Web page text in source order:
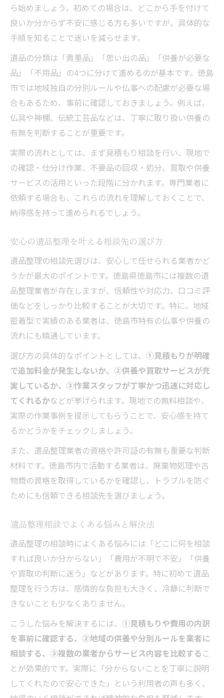
もし遺品整理で迷ったなら必見の対策
遺品整理で迷ったとき相談したいケース事
例
見落としがちな遺品整理の対策とその活用
法
遺品整理の相談が役立つトラブル回避の工
夫
迷いやすい遺品整理の判断ポイントを解説
遺品整理で困ったときに頼る相談サービス
丁寧な遺品整理を実現する準備と手順
遺品整理の準備で大切なポイントを紹介
丁寧な遺品整理を進める具体的な手順とは
遺品整理の相談を活かす事前準備のコツ
遺品整理を丁寧に行うためのチェックリス
信頼を得る遺品整理相談のポイント紹介
信頼できる遺品整理相談先の特徴とは
遺品整理を任せる際の相談ポイントまとめ
安心して遺品整理を進めるための相談術
遺品整理相談時に確認したいサービス内容
遺品整理経験者が教える相談時の注意点
業者比較から学ぶ徳島市の遺品整理選び
遺品整理業者を比較する際の重要な基準
徳島市の遺品整理業者選びで失敗しない方
法
遺品整理の相談を活かす業者比較のコツ
口コミや評判から見る遺品整理業者の選択
遺品整理業者比較で確認すべきサービス内
容
ら始めましょう。初めての場合は、どこから手を付けて
良いか分からず不安に感じる方も多いですが、具体的な
手順を知ることで迷いを減らせます。
遺品の分類は「貴重品」「思い出の品」「供養が必要な
品」「不用品」の4つに分けて進めるのが基本です。徳島
市では地域独自の分別ルールや仏事への配慮が必要な場
合もあるため、事前に確認しておきましょう。例えば、
仏具や神棚、伝統工芸品などは、丁寧に取り扱い供養の
有無を判断することが重要です。
実際の流れとしては、まず見積もり相談を行い、現地で
の確認・仕分け作業、不要品の回収・処分、買取や供養
サービスの活用といった段階に分かれます。専門業者に
依頼する場合も、これらの流れを理解しておくことで、
納得感を持って進められるでしょう。
安心の遺品整理を叶える相談先の選び方
遺品整理の相談先選びは、安心して任せられる業者かど
うかが最大のポイントです。徳島県徳島市には複数の遺
品整理業者が存在しますが、信頼性や対応力、口コミ評
価などをしっかり比較することが大切です。特に、地域
密着型で実績のある業者は、徳島市特有の仏事や供養の
流れにも精通しています。
選び方の具体的なポイントとしては、 ①見積もりが明確
で追加料金が発生しないか、②供養や買取サービスが充
実しているか、③作業スタッフが丁寧かつ迅速に対応し
てくれるかなどが挙げられます。現地での無料相談や、
実際の作業事例を提示してもらうことで、安心感を持て
るかどうかをチェックしましょう。
また、遺品整理業者の資格や許可証の有無も重要な判断
材料です。徳島市内で活動する業者は、廃棄物処理や古
物商の資格を取得しているかを確認し、トラブルを防ぐ
ためにも信頼できる相談先を選びましょう。
遺品整理相談でよくある悩みと解決法
遺品整理の相談時によくある悩みには「どこに何を相談
すれば良いか分からない」「費用が不明で不安」「供養
や買取の判断に迷う」などがあります。特に初めて遺品
整理を行う方は、感情的な負担も大きく、冷静に判断で
きないことも少なくありません。
こうした悩みを解決するには、 ①見積もりや費用の内訳
を事前に確認する、②地域の供養や分別ルールを業者に
相談する、③複数の業者からサービス内容を比較する こ
とが効果的です。実際に「分からないことを丁寧に説明
してくれたので安心できた」という利用者の声も多く、